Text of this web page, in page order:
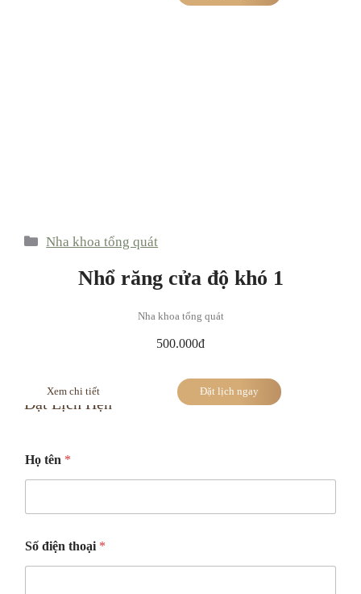
Nhổ răng cửa độ khó 1
Nha khoa tổng quát
500.000đ
Xem chi tiết Đặt lịch ngay
Categories
Nha khoa tổng quát
nha khoa tổng quát
Nhổ răng hàm lớn độ khó 1
Nhổ răng khôn hàm trên độ khó 1
Đặt Lịch Hẹn
Họ tên *
Số điện thoại *